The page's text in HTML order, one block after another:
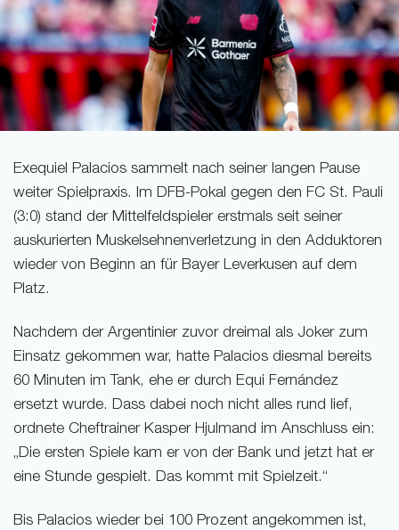
Exequiel Palacios sammelt nach seiner langen Pause
weiter Spielpraxis. Im DFB-Pokal gegen den FC St. Pauli
(3:0) stand der Mittelfeldspieler erstmals seit seiner
auskurierten Muskelsehnenverletzung in den Adduktoren
wieder von Beginn an für Bayer Leverkusen auf dem
Platz.
Nachdem der Argentinier zuvor dreimal als Joker zum
Einsatz gekommen war, hatte Palacios diesmal bereits
60 Minuten im Tank, ehe er durch Equi Fernández
ersetzt wurde. Dass dabei noch nicht alles rund lief,
ordnete Cheftrainer Kasper Hjulmand im Anschluss ein:
„Die ersten Spiele kam er von der Bank und jetzt hat er
eine Stunde gespielt. Das kommt mit Spielzeit.“
Bis Palacios wieder bei 100 Prozent angekommen ist,